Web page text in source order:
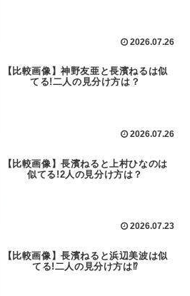
2026.07.26
【比較画像】神野友亜と長濱ねるは似
てる!二人の見分け方は？
2026.07.26
【比較画像】長濱ねると上村ひなのは
似てる!2人の見分け方は？
2026.07.23
【比較画像】長濱ねると浜辺美波は似
てる!二人の見分け方は⁉